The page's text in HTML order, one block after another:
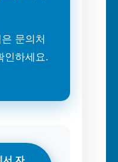
문의처
인하세요.
서 자